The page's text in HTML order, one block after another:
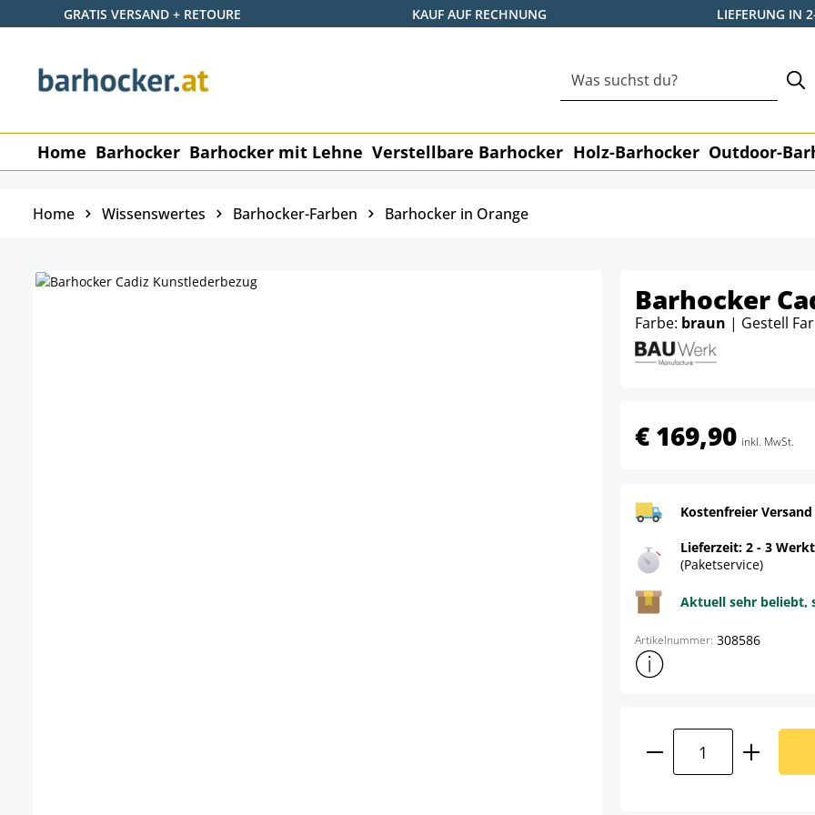
Hauptinhalt springen
Zur Suche springen
Zur Hauptnavigation springen
GRATIS VERSAND + RETOURE KAUF AUF RECHNUNG LIEFERUNG IN
Home Barhocker Barhocker mit Lehne Verstellbare Barhocker Holz-Barhocker Outdoor-
Home Wissenswertes Barhocker-Farben Barhocker in Orange
Barhocker
Farbe: braun | Gestell
€ 169,90 inkl. MwSt.
Kostenfreier
Lieferzeit: 2 - 3
(Paketservice)
Aktuell sehr beliebt,
Artikelnummer: 308586
Weitere
Produkt Anzahl: